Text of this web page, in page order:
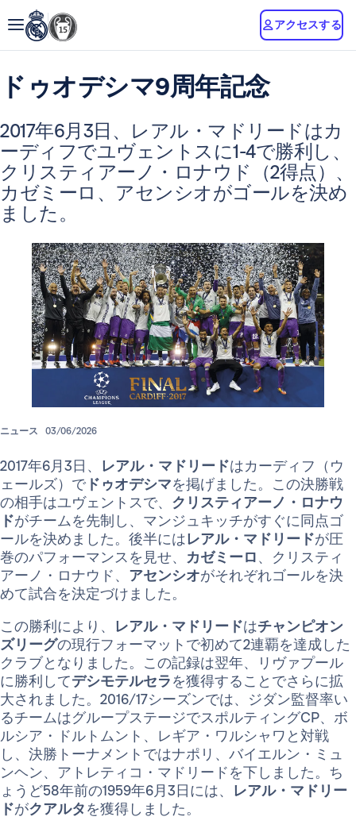
アクセスする
ドゥオデシマ9周年記念
2017年6月3日、レアル・マドリードはカ
ーディフでユヴェントスに1-4で勝利し、
クリスティアーノ・ロナウド（2得点）、
カゼミーロ、アセンシオがゴールを決め
ました。
ニュース 03/06/2026
2017年6月3日、 レアル・マドリードはカーディフ（ウ
ェールズ）でドゥオデシマを掲げました。この決勝戦
の相手はユヴェントスで、 クリスティアーノ・ロナウ
ドがチームを先制し、マンジュキッチがすぐに同点ゴ
ールを決めました。後半にはレアル・マドリードが圧
巻のパフォーマンスを見せ、 カゼミーロ、クリスティ
アーノ・ロナウド、 アセンシオがそれぞれゴールを決
めて試合を決定づけました。
この勝利により、 レアル・マドリードはチャンピオン
ズリーグの現行フォーマットで初めて2連覇を達成した
クラブとなりました。この記録は翌年、リヴァプール
に勝利してデシモテルセラを獲得することでさらに拡
大されました。2016/17シーズンでは、ジダン監督率い
るチームはグループステージでスポルティングCP、ボ
ルシア・ドルトムント、レギア・ワルシャワと対戦
し、決勝トーナメントではナポリ、バイエルン・ミュ
ンヘン、アトレティコ・マドリードを下しました。ち
ょうど58年前の1959年6月3日には、 レアル・マドリー
ドがクアルタを獲得しました。